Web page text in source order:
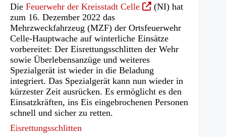
Die Feuerwehr der Kreisstadt Celle(Öffnet
einem
neuen
Tab)
(NI) hat
zum 16. Dezember 2022 das
Mehrzweckfahrzeug (MZF) der Ortsfeuerwehr
Celle-Hauptwache auf winterliche Einsätze
vorbereitet: Der Eisrettungsschlitten der Wehr
sowie Überlebensanzüge und weiteres
Spezialgerät ist wieder in die Beladung
integriert. Das Spezialgerät kann nun wieder in
kürzester Zeit ausrücken. Es ermöglicht es den
Einsatzkräften, ins Eis eingebrochenen Personen
schnell und sicher zu retten.
Eisrettungsschlitten